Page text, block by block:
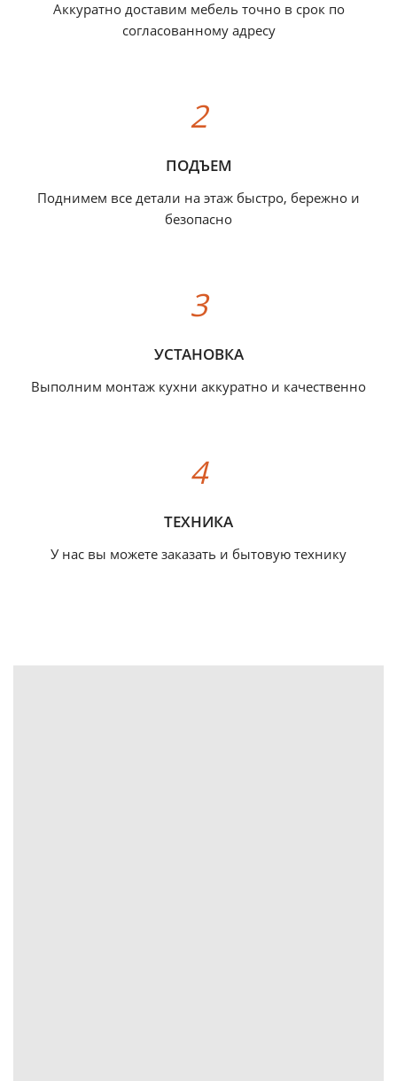
Аккуратно доставим мебель точно в срок по
согласованному адресу
ПОДЪЕМ
Поднимем все детали на этаж быстро, бережно и
безопасно
УСТАНОВКА
Выполним монтаж кухни аккуратно и качественно
ТЕХНИКА
У нас вы можете заказать и бытовую технику